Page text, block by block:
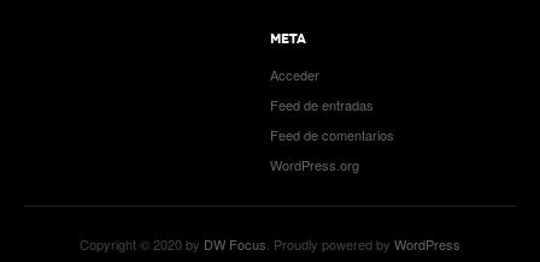
META
Acceder
Feed de entradas
Feed de comentarios
WordPress.org
Copyright © 2020 by DW Focus . Proudly powered by WordPress